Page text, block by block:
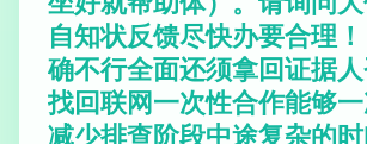
自知状反馈尽快办要合理
确不行全面还须拿回证据
找回联网一次性合作能够
减少排查阶段中途复杂的